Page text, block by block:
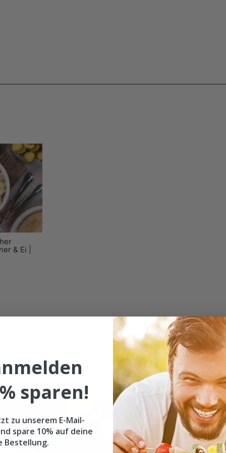
& Ei |
sparen!
zu unserem E-Mail-
spare 10% auf deine
Bestellung.